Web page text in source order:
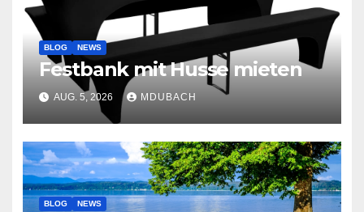
BLOG NEWS
Festbank mit Husse mieten
AUG. 5, 2026 MDUBACH
BLOG NEWS